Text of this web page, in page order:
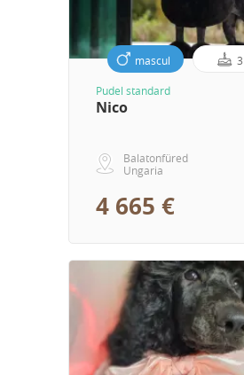
mascul
Pudel standard
Nico
Balatonfüred
Ungaria
4 665 €